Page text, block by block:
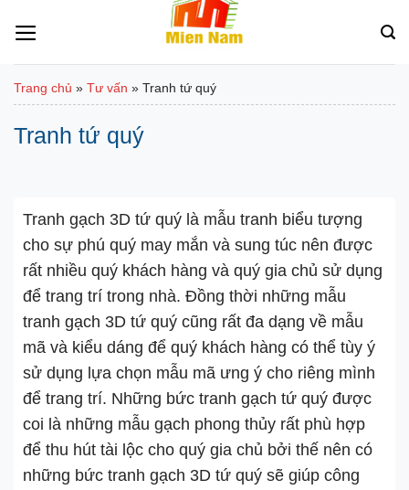
qua
Trang chủ » Tư vấn » Tranh tứ quý
Tranh tứ quý
Tranh gạch 3D tứ quý là mẫu tranh biểu tượng
cho sự phú quý may mắn và sung túc nên được
rất nhiều quý khách hàng và quý gia chủ sử dụng
để trang trí trong nhà. Đồng thời những mẫu
tranh gạch 3D tứ quý cũng rất đa dạng về mẫu
mã và kiểu dáng để quý khách hàng có thể tùy ý
sử dụng lựa chọn mẫu mã ưng ý cho riêng mình
để trang trí. Những bức tranh gạch tứ quý được
coi là những mẫu gạch phong thủy rất phù hợp
để thu hút tài lộc cho quý gia chủ bởi thế nên có
những bức tranh gạch 3D tứ quý sẽ giúp công